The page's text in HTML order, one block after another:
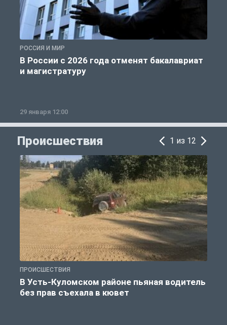
РОССИЯ И МИР
В России с 2026 года отменят бакалавриат
и магистратуру
29 января 12:00
Происшествия 1 из 12
ПРОИСШЕСТВИЯ
В Усть-Куломском районе пьяная водитель
без прав съехала в кювет